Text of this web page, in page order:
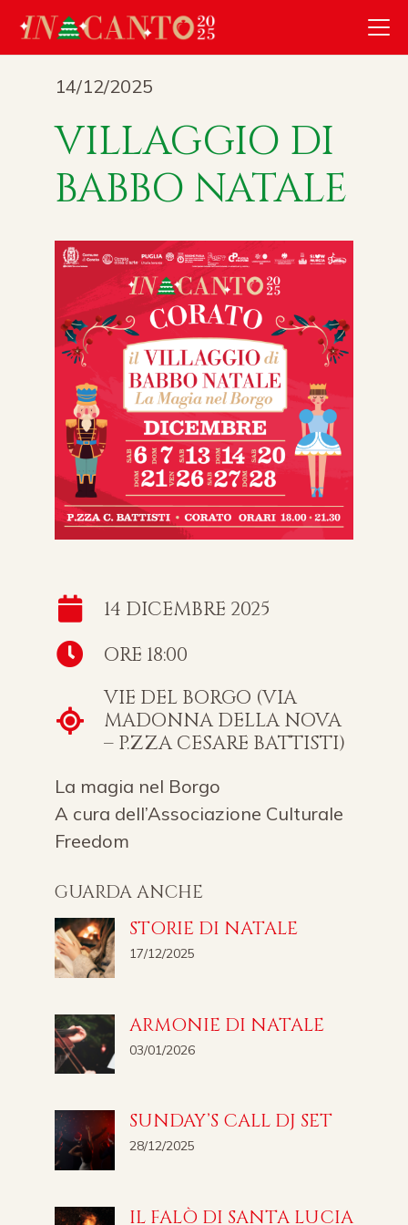
14/12/2025
VILLAGGIO DI
BABBO NATALE
14 DICEMBRE 2025
ORE 18:00
VIE DEL BORGO (VIA
MADONNA DELLA NOVA
– P.ZZA CESARE BATTISTI)
La magia nel Borgo
A cura dell’Associazione Culturale
Freedom
GUARDA ANCHE
STORIE DI NATALE
17/12/2025
ARMONIE DI NATALE
03/01/2026
SUNDAY’S CALL DJ SET
28/12/2025
IL FALÒ DI SANTA LUCIA